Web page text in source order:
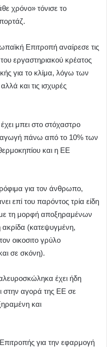
χρόνο» τόνισε το
Επιτροπή αναίρεσε τις
εργαστηριακού κρέατος
για το κλίμα, λόγω των
και τις ισχυρές
μπει στο στόχαστρο
πάνω από το 10% των
και η ΕΕ
για τον άνθρωπο,
επί του παρόντος τρία είδη
τη μορφή αποξηραμένων
(κατεψυγμένη,
οικοσιτο γρύλο
σε σκόνη).
έχει ήδη
στην αγορά της ΕΕ σε
και
για την εφαρμογή